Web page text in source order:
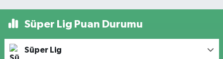
Süper Lig Puan Durumu
Süper Lig